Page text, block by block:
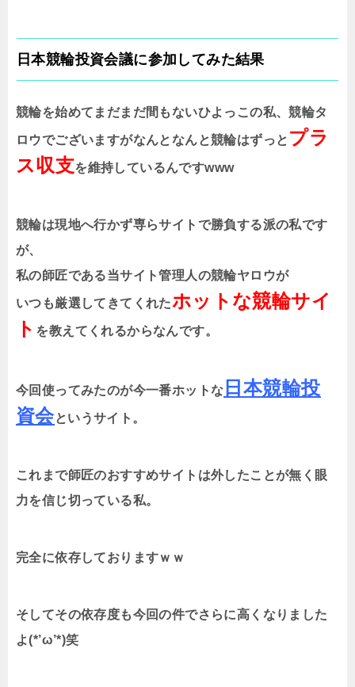
日本競輪投資会議に参加してみた結果
競輪を始めてまだまだ間もないひよっこの私、競輪タ
ロウでございますがなんとなんと競輪はずっと プラ
ス収支を維持しているんですwww
競輪は現地へ行かず専らサイトで勝負する派の私です
が、
私の師匠である当サイト管理人の競輪ヤロウが
いつも厳選してきてくれたホットな競輪サイ
ト を教えてくれるからなんです。
今回使ってみたのが今一番ホットな 日本競輪投
資会というサイト。
これまで師匠のおすすめサイトは外したことが無く眼
力を信じ切っている私。
完全に依存しておりますｗｗ
そしてその依存度も今回の件でさらに高くなりました
よ(*’ω’*)笑